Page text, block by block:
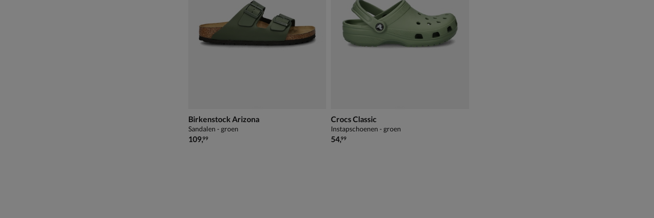
Birkenstock Arizona
Sandalen - groen
€ 109,99
109,99
Crocs Classic
Instapschoenen - groen
€ 54,99
54,99